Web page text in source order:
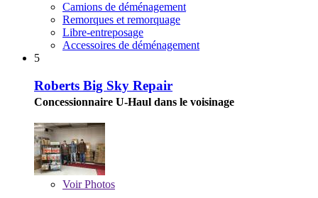
Camions de déménagement
Remorques et remorquage
Libre-entreposage
Accessoires de déménagement
5
Roberts Big Sky Repair
Concessionnaire U-Haul dans le voisinage
VoirPhotos